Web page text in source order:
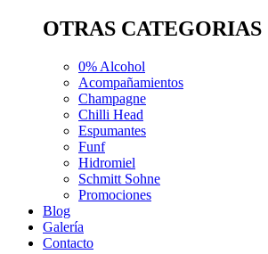
OTRAS CATEGORIAS
0% Alcohol
Acompañamientos
Champagne
Chilli Head
Espumantes
Funf
Hidromiel
Schmitt Sohne
Promociones
Blog
Galería
Contacto